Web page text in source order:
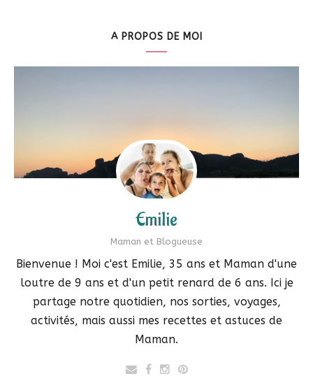
A PROPOS DE MOI
Emilie
Maman et Blogueuse
Bienvenue ! Moi c'est Emilie, 35 ans et Maman d'une
loutre de 9 ans et d'un petit renard de 6 ans. Ici je
partage notre quotidien, nos sorties, voyages,
activités, mais aussi mes recettes et astuces de
Maman.